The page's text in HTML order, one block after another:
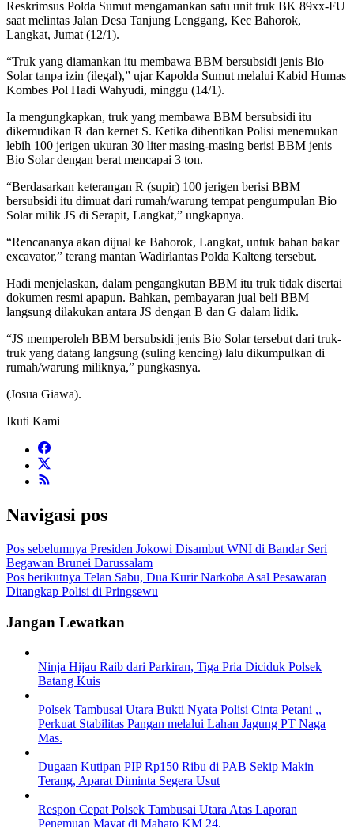
Reskrimsus Polda Sumut mengamankan satu unit truk BK 89xx-FU
saat melintas Jalan Desa Tanjung Lenggang, Kec Bahorok,
Langkat, Jumat (12/1).
“Truk yang diamankan itu membawa BBM bersubsidi jenis Bio
Solar tanpa izin (ilegal),” ujar Kapolda Sumut melalui Kabid Humas
Kombes Pol Hadi Wahyudi, minggu (14/1).
Ia mengungkapkan, truk yang membawa BBM bersubsidi itu
dikemudikan R dan kernet S. Ketika dihentikan Polisi menemukan
lebih 100 jerigen ukuran 30 liter masing-masing berisi BBM jenis
Bio Solar dengan berat mencapai 3 ton.
“Berdasarkan keterangan R (supir) 100 jerigen berisi BBM
bersubsidi itu dimuat dari rumah/warung tempat pengumpulan Bio
Solar milik JS di Serapit, Langkat,” ungkapnya.
“Rencananya akan dijual ke Bahorok, Langkat, untuk bahan bakar
excavator,” terang mantan Wadirlantas Polda Kalteng tersebut.
Hadi menjelaskan, dalam pengangkutan BBM itu truk tidak disertai
dokumen resmi apapun. Bahkan, pembayaran jual beli BBM
langsung dilakukan antara JS dengan B dan G dalam lidik.
“JS memperoleh BBM bersubsidi jenis Bio Solar tersebut dari truk-
truk yang datang langsung (suling kencing) lalu dikumpulkan di
rumah/warung miliknya,” pungkasnya.
(Josua Giawa).
Ikuti Kami
Navigasi pos
Pos sebelumnya Presiden Jokowi Disambut WNI di Bandar Seri
Begawan Brunei Darussalam
Pos berikutnya Telan Sabu, Dua Kurir Narkoba Asal Pesawaran
Ditangkap Polisi di Pringsewu
Jangan Lewatkan
Ninja Hijau Raib dari Parkiran, Tiga Pria Diciduk Polsek
Batang Kuis
Polsek Tambusai Utara Bukti Nyata Polisi Cinta Petani ,,
Perkuat Stabilitas Pangan melalui Lahan Jagung PT Naga
Mas.
Dugaan Kutipan PIP Rp150 Ribu di PAB Sekip Makin
Terang, Aparat Diminta Segera Usut
Respon Cepat Polsek Tambusai Utara Atas Laporan
Penemuan Mayat di Mahato KM 24.